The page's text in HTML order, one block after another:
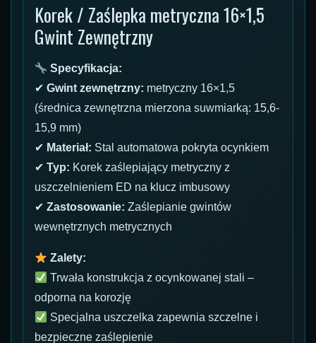
Korek / Zaślepka metryczna 16×1,5
Gwint Zewnętrzny
Specyfikacja:
✔ Gwint zewnętrzny: metryczny 16×1,5
(średnica zewnętrzna mierzona suwmiarką: 15,6-
15,9 mm)
✔ Materiał: Stal automatowa pokryta ocynkiem
✔ Typ: Korek zaślepiający metryczny z
uszczelnieniem ED na klucz imbusowy
✔ Zastosowanie: Zaślepianie gwintów
wewnętrznych metrycznych
Zalety:
Trwała konstrukcja z ocynkowanej stali –
odporna na korozję
Specjalna uszczelka zapewnia szczelne i
bezpieczne zaślepienie